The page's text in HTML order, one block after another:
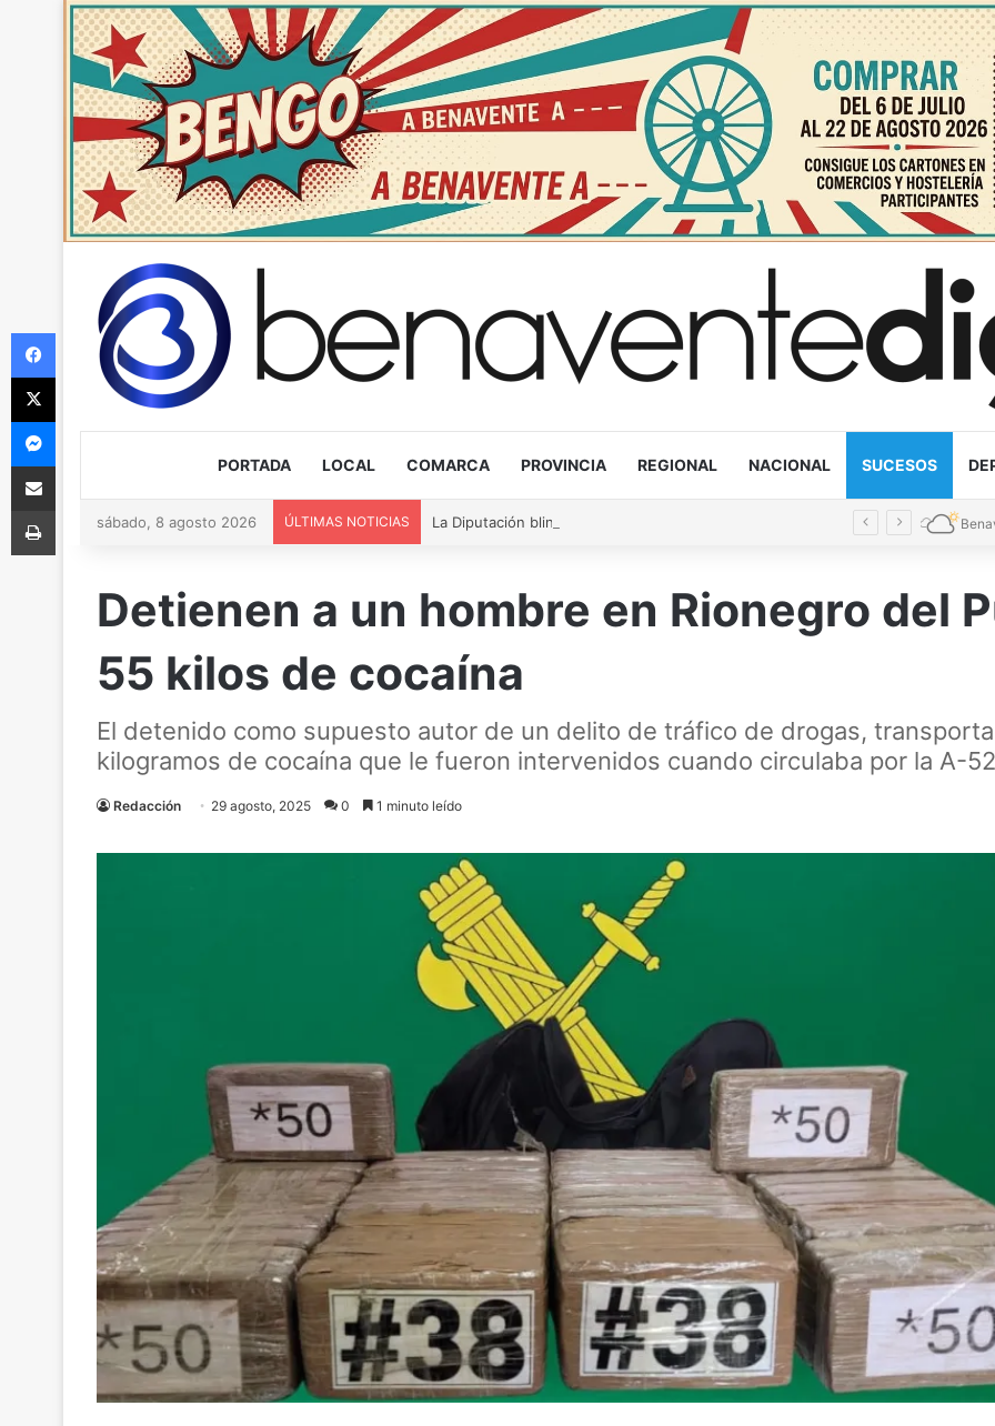
PORTADA LOCAL COMARCA PROVINCIA REGIONAL NACIONAL SUCESOS
sábado, 8 agosto 2026 ÚLTIMAS NOTICIAS
Detienen a un hombre en Rionegro del
55 kilos de cocaína
El detenido como supuesto autor de un delito de tráfico de drogas,
kilogramos de cocaína que le fueron intervenidos cuando circulaba por la A-
Redacción 29 agosto, 2025 0 1 minuto leído
Facebook
X
Messenger
Compartir via Email